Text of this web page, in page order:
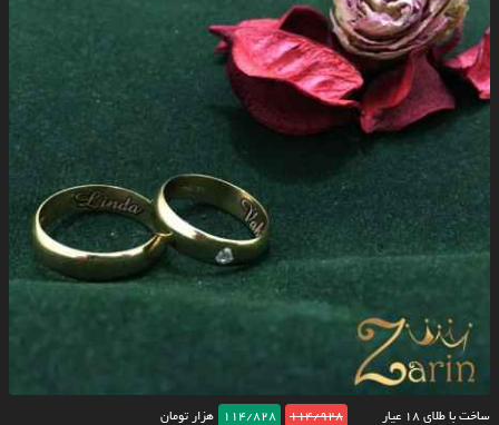
ساخت با طلای ۱۸ عیار 114/928
114/828 هزار تومان